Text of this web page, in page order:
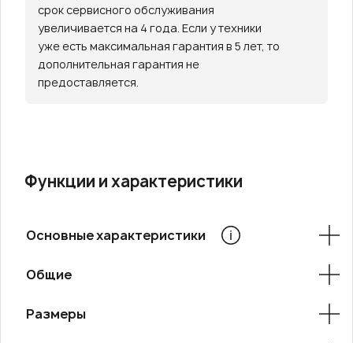
срок сервисного обслуживания
увеличивается на 4 года. Если у техники
уже есть максимальная гарантия в 5 лет, то
дополнительная гарантия не
предоставляется.
Функции и характеристики
Основные характеристики
Общие
Размеры